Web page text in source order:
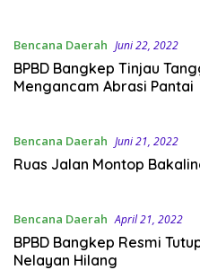
Bencana Daerah Juni 22, 2022
BPBD Bangkep Tinjau
Mengancam Abrasi Pantai
Bencana Daerah Juni 21, 2022
Ruas Jalan Montop
Bencana Daerah April 21, 2022
BPBD Bangkep Resmi
Nelayan Hilang